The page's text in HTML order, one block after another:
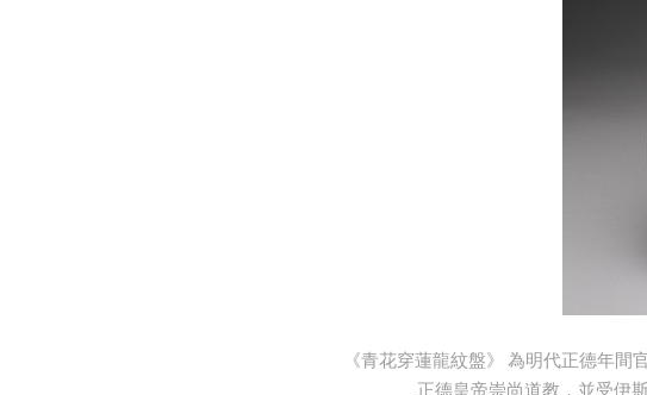
《青花穿蓮龍紋盤》 為明代正德年間
正德皇帝崇尚道教，並受伊